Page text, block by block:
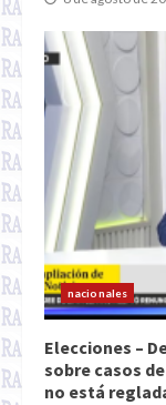
nacionales
Elecciones –
sobre casos
no está